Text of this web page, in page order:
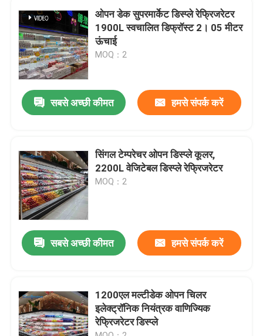
उत्पादों
वीडियो
हमारे बारे में
गुणवत्ता नियंत्रण
संपर्क करें
एक उद्धरण का अनुरोध करें
मल्टीडेक ओपन चिलर
ओपन डिस्प्ले चिलर
ओपन डेक सुपरमार्केट डिस्प्ले रेफ्रिजरेटर
1900L स्वचालित डिफ्रॉस्ट 2। 05 मीटर
ऊंचाई
MOQ：2
सबसे अच्छी कीमत हमसे संपर्क करें
सिंगल टेम्परेचर ओपन डिस्प्ले कूलर,
2200L वेजिटेबल डिस्प्ले रेफ्रिजरेटर
MOQ：2
सबसे अच्छी कीमत हमसे संपर्क करें
1200एल मल्टीडेक ओपन चिलर
इलेक्ट्रॉनिक नियंत्रक वाणिज्यिक
रेफ्रिजरेटर डिस्प्ले